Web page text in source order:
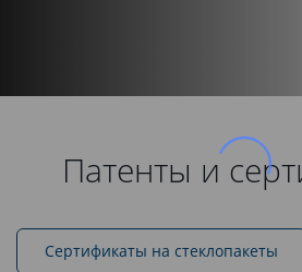
Патенты и
Cертификаты на стеклопакеты